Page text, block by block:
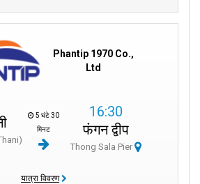
Phantip 1970 Co.,
Ltd
5 घंटे 30
मिनट
16:30
फंगन द्वीप
Thong Sala Pier
यात्रा विवरण